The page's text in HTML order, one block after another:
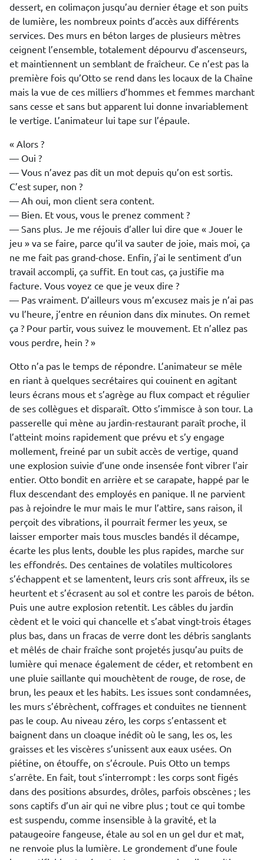
dessert, en colimaçon jusqu’au dernier étage et son puits
de lumière, les nombreux points d’accès aux différents
services. Des murs en béton larges de plusieurs mètres
ceignent l’ensemble, totalement dépourvu d’ascenseurs,
et maintiennent un semblant de fraîcheur. Ce n’est pas la
première fois qu’Otto se rend dans les locaux de la Chaîne
mais la vue de ces milliers d’hommes et femmes marchant
sans cesse et sans but apparent lui donne invariablement
le vertige. L’animateur lui tape sur l’épaule.
« Alors ?
— Oui ?
— Vous n’avez pas dit un mot depuis qu’on est sortis.
C’est super, non ?
— Ah oui, mon client sera content.
— Bien. Et vous, vous le prenez comment ?
— Sans plus. Je me réjouis d’aller lui dire que « Jouer le
jeu » va se faire, parce qu’il va sauter de joie, mais moi, ça
ne me fait pas grand-chose. Enfin, j’ai le sentiment d’un
travail accompli, ça suffit. En tout cas, ça justifie ma
facture. Vous voyez ce que je veux dire ?
— Pas vraiment. D’ailleurs vous m’excusez mais je n’ai pas
vu l’heure, j’entre en réunion dans dix minutes. On remet
ça ? Pour partir, vous suivez le mouvement. Et n’allez pas
vous perdre, hein ? »
Otto n’a pas le temps de répondre. L’animateur se mêle
en riant à quelques secrétaires qui couinent en agitant
leurs écrans mous et s’agrège au flux compact et régulier
de ses collègues et disparaît. Otto s’immisce à son tour. La
passerelle qui mène au jardin-restaurant paraît proche, il
l’atteint moins rapidement que prévu et s’y engage
mollement, freiné par un subit accès de vertige, quand
une explosion suivie d’une onde insensée font vibrer l’air
entier. Otto bondit en arrière et se carapate, happé par le
flux descendant des employés en panique. Il ne parvient
pas à rejoindre le mur mais le mur l’attire, sans raison, il
perçoit des vibrations, il pourrait fermer les yeux, se
laisser emporter mais tous muscles bandés il décampe,
écarte les plus lents, double les plus rapides, marche sur
les effondrés. Des centaines de volatiles multicolores
s’échappent et se lamentent, leurs cris sont affreux, ils se
heurtent et s’écrasent au sol et contre les parois de béton.
Puis une autre explosion retentit. Les câbles du jardin
cèdent et le voici qui chancelle et s’abat vingt-trois étages
plus bas, dans un fracas de verre dont les débris sanglants
et mêlés de chair fraîche sont projetés jusqu’au puits de
lumière qui menace également de céder, et retombent en
une pluie saillante qui mouchètent de rouge, de rose, de
brun, les peaux et les habits. Les issues sont condamnées,
les murs s’ébrèchent, coffrages et conduites ne tiennent
pas le coup. Au niveau zéro, les corps s’entassent et
baignent dans un cloaque inédit où le sang, les os, les
graisses et les viscères s’unissent aux eaux usées. On
piétine, on étouffe, on s’écroule. Puis Otto un temps
s’arrête. En fait, tout s’interrompt : les corps sont figés
dans des positions absurdes, drôles, parfois obscènes ; les
sons captifs d’un air qui ne vibre plus ; tout ce qui tombe
est suspendu, comme insensible à la gravité, et la
pataugeoire fangeuse, étale au sol en un gel dur et mat,
ne renvoie plus la lumière. Le grondement d’une foule